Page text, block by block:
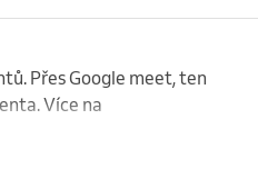
Přes Google meet, ten
Více na